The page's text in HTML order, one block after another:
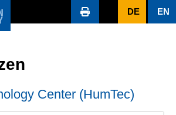
DE EN
Center (HumTec)